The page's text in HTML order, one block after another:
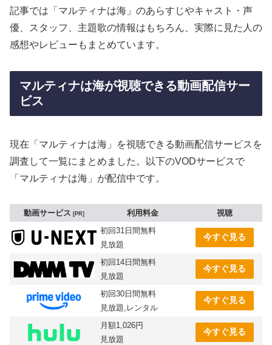
記事では「マルティナは海」のあらすじやキャスト・声
優、スタッフ、主題歌の情報はもちろん、実際に見た人の
感想やレビューもまとめています。
マルティナは海が視聴できる動画配信サー
ビス
現在「マルティナは海」を視聴できる動画配信サービスを
調査して一覧にまとめました。以下のVODサービスで
「マルティナは海」が配信中です。
動画サービス PR 利用料金
視聴
初回31日間無料
見放題
今すぐ見る
初回14日間無料
見放題
今すぐ見る
初回30日間無料
見放題,レンタル
今すぐ見る
月額1,026円
見放題
今すぐ見る